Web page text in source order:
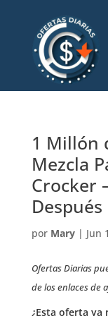
1 Millón
Mezcla
Crocker
por Mary| Jun
Ofertas Diarias
de los enlaces de
¿Esta oferta ya